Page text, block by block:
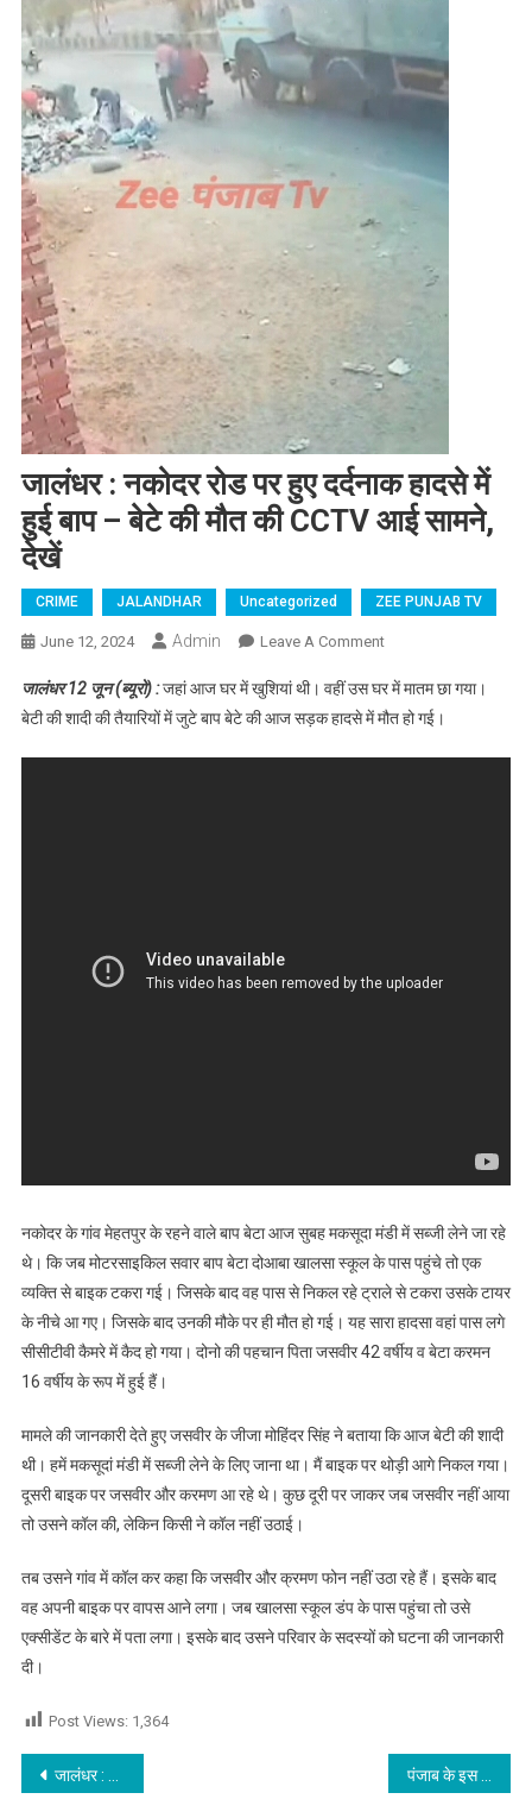
जालंधर : नकोदर रोड पर हुए दर्दनाक हादसे में
हुई बाप – बेटे की मौत की CCTV आई सामने,
देखें
CRIME JALANDHAR Uncategorized ZEE PUNJAB TV
June 12, 2024 Admin Leave A CommentOn जालंधर : नकोदर
हादसे में हुई बाप – बेटे
की मौत की CCTV आई
जालंधर 12 जून (ब्यूरो) :जहां आज घर में खुशियां थी। वहीं उस घर में मातम छा गया।
बेटी की शादी की तैयारियों में जुटे बाप बेटे की आज सड़क हादसे में मौत हो गई।
नकोदर के गांव मेहतपुर के रहने वाले बाप बेटा आज सुबह मकसूदा मंडी में सब्जी लेने जा रहे
थे। कि जब मोटरसाइकिल सवार बाप बेटा दोआबा खालसा स्कूल के पास पहुंचे तो एक
व्यक्ति से बाइक टकरा गई। जिसके बाद वह पास से निकल रहे ट्राले से टकरा उसके टायर
के नीचे आ गए। जिसके बाद उनकी मौके पर ही मौत हो गई। यह सारा हादसा वहां पास लगे
सीसीटीवी कैमरे में कैद हो गया। दोनो की पहचान पिता जसवीर 42 वर्षीय व बेटा करमन
16 वर्षीय के रूप में हुई हैं।
मामले की जानकारी देते हुए जसवीर के जीजा मोहिंदर सिंह ने बताया कि आज बेटी की शादी
थी। हमें मकसूदां मंडी में सब्जी लेने के लिए जाना था। मैं बाइक पर थोड़ी आगे निकल गया।
दूसरी बाइक पर जसवीर और करमण आ रहे थे। कुछ दूरी पर जाकर जब जसवीर नहीं आया
तो उसने कॉल की, लेकिन किसी ने कॉल नहीं उठाई।
तब उसने गांव में कॉल कर कहा कि जसवीर और क्रमण फोन नहीं उठा रहे हैं। इसके बाद
वह अपनी बाइक पर वापस आने लगा। जब खालसा स्कूल डंप के पास पहुंचा तो उसे
एक्सीडेंट के बारे में पता लगा। इसके बाद उसने परिवार के सदस्यों को घटना की जानकारी
दी।
Post Views: 1,364
Post navigation
जालंधर : Sethi Complex के बाद GST भवन की बिल्डिंग में लगी भयानक आग, पढ़े